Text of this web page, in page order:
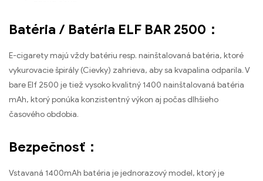
Batéria / Batéria ELF BAR 2500：
E-cigarety majú vždy batériu resp. nainštalovaná batéria, ktoré
vykurovacie špirály (Cievky) zahrieva, aby sa kvapalina odparila. V
bare Elf 2500 je tiež vysoko kvalitný 1400 nainštalovaná batéria
mAh, ktorý ponúka konzistentný výkon aj počas dlhšieho
časového obdobia.
Bezpečnosť：
Vstavaná 1400mAh batéria je jednorazový model, ktorý je